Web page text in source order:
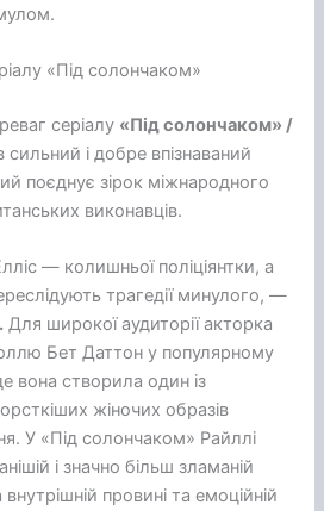
«Під солончаком»
серіалу «Під солончаком» /
сильний і добре впізнаваний
поєднує зірок міжнародного
виконавців.
— колишньої поліціянтки, а
трагедії минулого, —
Для широкої аудиторії акторка
Бет Даттон у популярному
вона створила один із
жіночих образів
У «Під солончаком» Райллі
і значно більш зламаній
провині та емоційній